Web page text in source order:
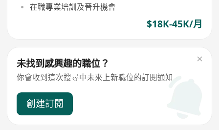
在職專業培訓及晉升機會
$18K-45K/月
未找到感興趣的職位？
你會收到這次搜尋中未來上新職位的訂閱通知
創建訂閱